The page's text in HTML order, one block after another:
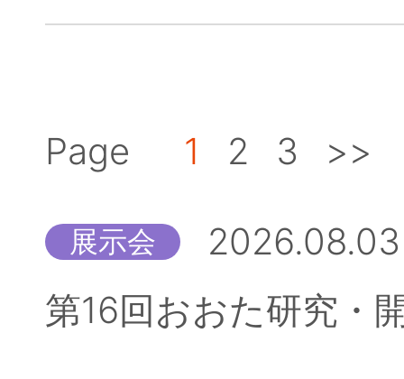
Page 1 2 3 >>
展示会
2026.08.03
第16回おおた研究・